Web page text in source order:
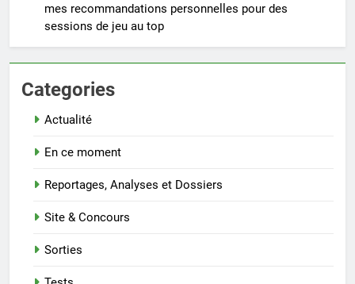
mes recommandations personnelles pour des
sessions de jeu au top
Categories
Actualité
En ce moment
Reportages, Analyses et Dossiers
Site & Concours
Sorties